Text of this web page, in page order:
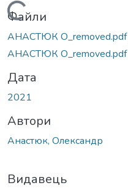
Вантажиться...
Файли
АНАСТЮК О_removed.pdf
АНАСТЮК О_removed.pdf
Дата
2021
Автори
Анастюк, Олександр
Видавець